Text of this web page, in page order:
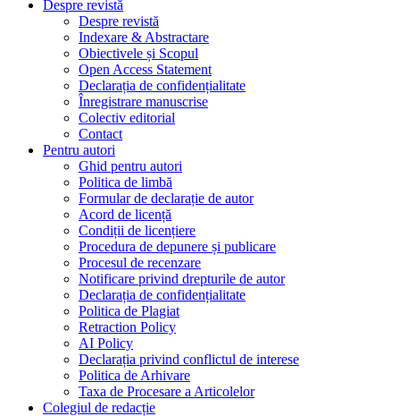
Despre revistă
Despre revistă
Indexare & Abstractare
Obiectivele și Scopul
Open Access Statement
Declarația de confidențialitate
Înregistrare manuscrise
Colectiv editorial
Contact
Pentru autori
Ghid pentru autori
Politica de limbă
Formular de declarație de autor
Acord de licență
Condiții de licențiere
Procedura de depunere și publicare
Procesul de recenzare
Notificare privind drepturile de autor
Declarația de confidențialitate
Politica de Plagiat
Retraction Policy
AI Policy
Declarația privind conflictul de interese
Politica de Arhivare
Taxa de Procesare a Articolelor
Colegiul de redacție